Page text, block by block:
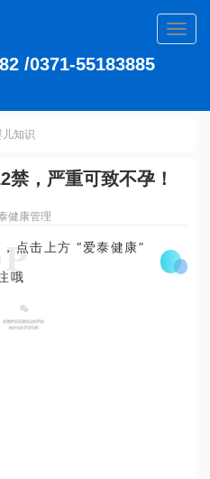
/0371-55183885
知识
禁，严重可致不孕！
健康管理
点击上方 “爱泰健康”
哦